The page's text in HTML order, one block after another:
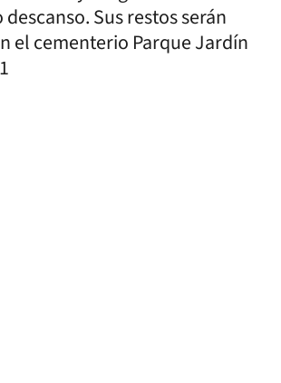
Sus restos serán
el cementerio Parque Jardín